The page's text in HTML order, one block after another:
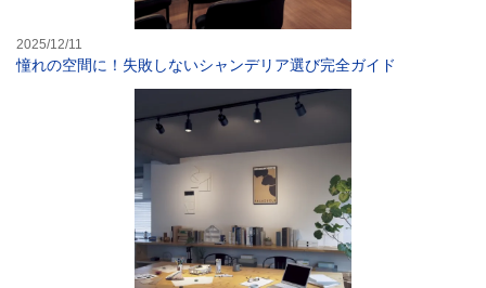
2025/12/11
憧れの空間に！失敗しないシャンデリア選び完全ガイド